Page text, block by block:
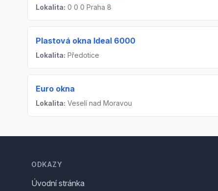
Lokalita: 0 0 0 Praha 8
Plastová okna Ideal 6000
Lokalita: Předotice
Euro okna
Lokalita: Veselí nad Moravou
ODKAZY
Úvodní stránka